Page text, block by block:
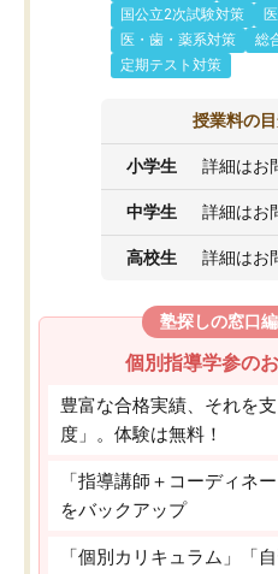
国公立2次試験対策
医・歯・薬系対策
総
定期テスト対策
授業料の
小学生 詳細はお
中学生 詳細はお
高校生 詳細はお
塾探しの窓口
個別指導学参の
豊富な合格実績、それを
度」。体験は無料！
「指導講師＋コーディネ
をバックアップ
「個別カリキュラム」「